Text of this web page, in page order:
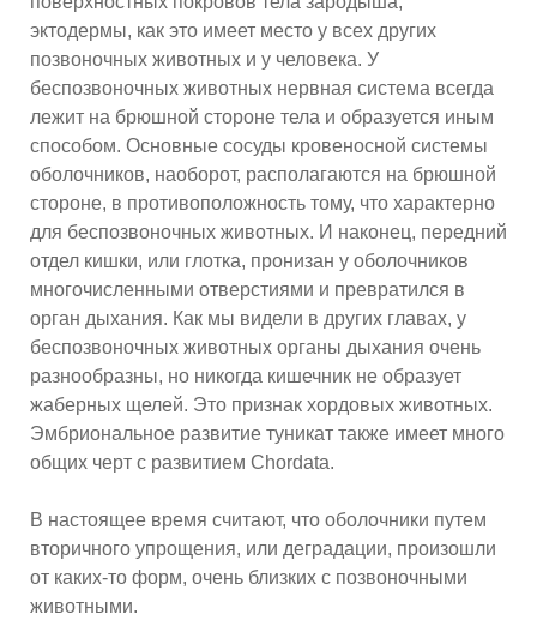
эктодермы, как это имеет место у всех других
позвоночных животных и у человека. У
беспозвоночных животных нервная система всегда
лежит на брюшной стороне тела и образуется иным
способом. Основные сосуды кровеносной системы
оболочников, наоборот, располагаются на брюшной
стороне, в противоположность тому, что характерно
для беспозвоночных животных. И наконец, передний
отдел кишки, или глотка, пронизан у оболочников
многочисленными отверстиями и превратился в
орган дыхания. Как мы видели в других главах, у
беспозвоночных животных органы дыхания очень
разнообразны, но никогда кишечник не образует
жаберных щелей. Это признак хордовых животных.
Эмбриональное развитие туникат также имеет много
общих черт с развитием Chordata.
В настоящее время считают, что оболочники путем
вторичного упрощения, или деградации, произошли
от каких-то форм, очень близких с позвоночными
животными.